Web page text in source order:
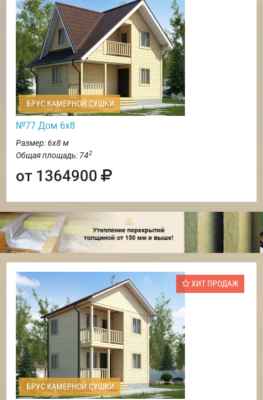
БРУС КАМЕРНОЙ СУШКИ
№77 Дом 6х8
Размер: 6х8 м
Общая площадь: 742
от 1364900
ХИТ ПРОДАЖ
БРУС КАМЕРНОЙ СУШКИ